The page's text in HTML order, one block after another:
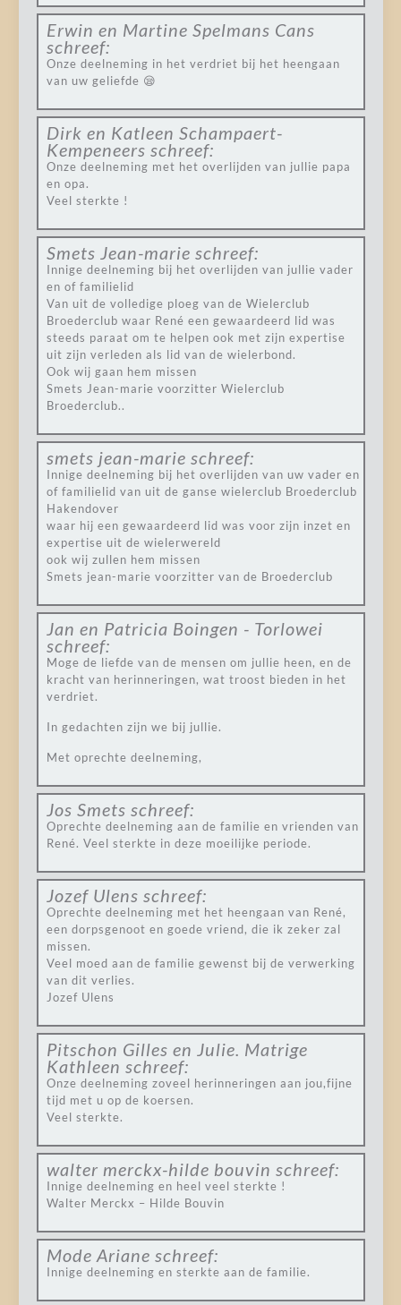
Erwin en Martine Spelmans Cans
schreef:
Onze deelneming in het verdriet bij het heengaan
van uw geliefde 😪
Dirk en Katleen Schampaert-
Kempeneers schreef:
Onze deelneming met het overlijden van jullie papa
en opa.
Veel sterkte !
Smets Jean-marie schreef:
Innige deelneming bij het overlijden van jullie vader
en of familielid
Van uit de volledige ploeg van de Wielerclub
Broederclub waar René een gewaardeerd lid was
steeds paraat om te helpen ook met zijn expertise
uit zijn verleden als lid van de wielerbond.
Ook wij gaan hem missen
Smets Jean-marie voorzitter Wielerclub
Broederclub..
smets jean-marie schreef:
Innige deelneming bij het overlijden van uw vader en
of familielid van uit de ganse wielerclub Broederclub
Hakendover
waar hij een gewaardeerd lid was voor zijn inzet en
expertise uit de wielerwereld
ook wij zullen hem missen
Smets jean-marie voorzitter van de Broederclub
Jan en Patricia Boingen - Torlowei
schreef:
Moge de liefde van de mensen om jullie heen, en de
kracht van herinneringen, wat troost bieden in het
verdriet.
In gedachten zijn we bij jullie.
Met oprechte deelneming,
Jos Smets schreef:
Oprechte deelneming aan de familie en vrienden van
René. Veel sterkte in deze moeilijke periode.
Jozef Ulens schreef:
Oprechte deelneming met het heengaan van René,
een dorpsgenoot en goede vriend, die ik zeker zal
missen.
Veel moed aan de familie gewenst bij de verwerking
van dit verlies.
Jozef Ulens
Pitschon Gilles en Julie. Matrige
Kathleen schreef:
Onze deelneming zoveel herinneringen aan jou,fijne
tijd met u op de koersen.
Veel sterkte.
walter merckx-hilde bouvin schreef:
Innige deelneming en heel veel sterkte !
Walter Merckx – Hilde Bouvin
Mode Ariane schreef:
Innige deelneming en sterkte aan de familie.